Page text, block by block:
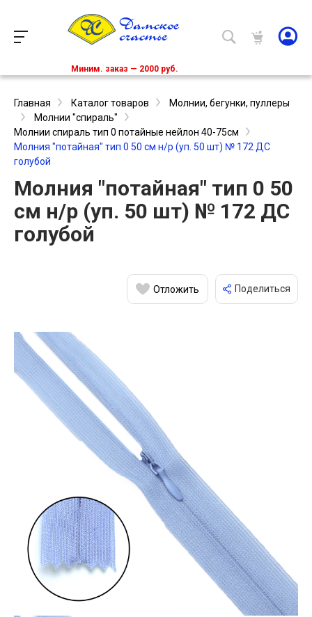
Миним. заказ — 2000 руб.
Главная Каталог товаров
Молнии, бегунки, пуллеры
Молнии "спираль"
Молнии спираль тип 0 потайные нейлон 40-75см
Молния "потайная" тип 0 50 см н/р (уп. 50 шт) № 172 ДС
голубой
Молния "потайная" тип 0 50
см н/р (уп. 50 шт) № 172 ДС
голубой
Отложить Поделиться